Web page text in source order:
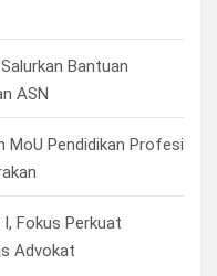
Bantuan
ASN
MoU Pendidikan Profesi
I, Fokus Perkuat
Advokat